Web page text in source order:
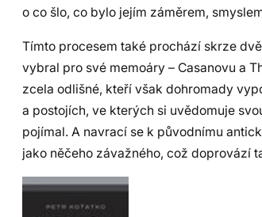
o co šlo, co bylo jejím záměrem,
Tímto procesem také prochází skrze
vybral pro své memoáry – Casanovu a
zcela odlišné, kteří však dohromady
a postojích, ve kterých si uvědomuje
pojímal. A navrací se k původnímu
jako něčeho závažného, což doprovází